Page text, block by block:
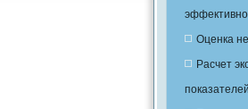
Оценка
Расчет